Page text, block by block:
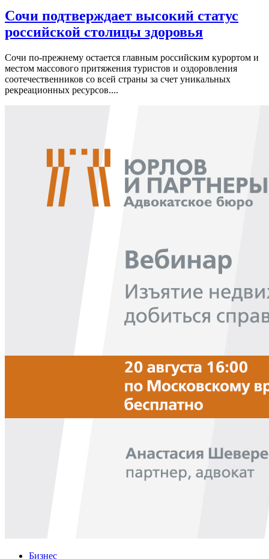
Сочи подтверждает высокий статус
российской столицы здоровья
Сочи по-прежнему остается главным российским курортом и
местом массового притяжения туристов и оздоровления
соотечественников со всей страны за счет уникальных
рекреационных ресурсов....
Бизнес